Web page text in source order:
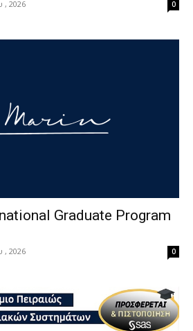
, 2026 0
Graduate Program
, 2026 0